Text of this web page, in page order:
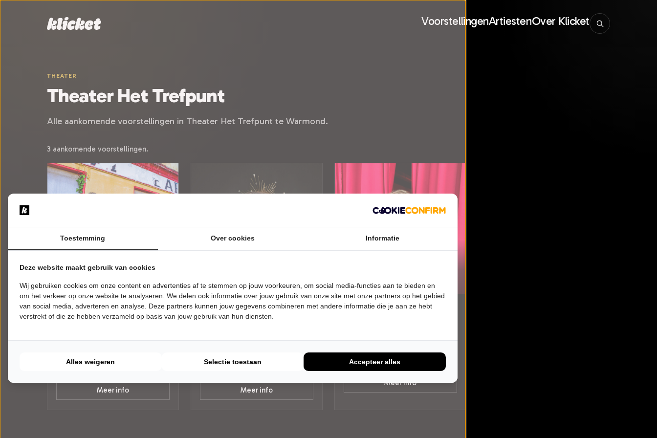
VoorstellingenArtiestenOver Klicket
THEATER
Theater Het Trefpunt
Alle aankomende voorstellingen in Theater Het Trefpunt te Warmond.
3 aankomende voorstellingen.
ZATERDAG 9 JANUARI 2027 • 20:30
UUR
O'DREAMS
Galway
Meer info
ZATERDAG 13 MAART 2027 • 20:30
UUR
Berit Companjen
Zei ik dat hardop?
Meer info
VRIJDAG 16 APRIL 2027 • 20:30 UUR
Kor Hoebe
Korrelatie
Laatste Tickets
Meer info
Toestemming Over cookies Informatie
Deze website maakt gebruik van cookies
Wij gebruiken cookies om onze content en advertenties af te stemmen op jouw voorkeuren, om social media-functies aan te bieden en
om het verkeer op onze website te analyseren. We delen ook informatie over jouw gebruik van onze site met onze partners op het gebied
van social media, adverteren en analyse. Deze partners kunnen jouw gegevens combineren met andere informatie die je aan ze hebt
verstrekt of die ze hebben verzameld op basis van jouw gebruik van hun diensten.
Alles weigeren Selectie toestaan Accepteer alles